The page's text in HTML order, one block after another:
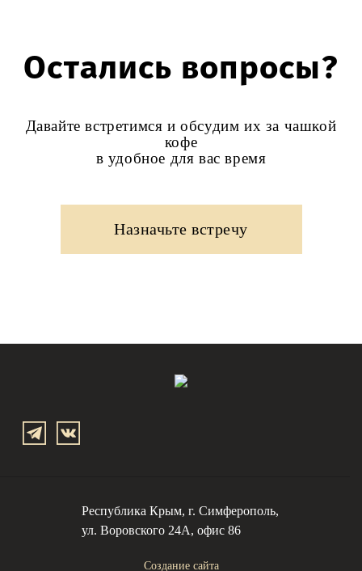
Остались вопросы?
Давайте встретимся и обсудим их за чашкой
кофе
в удобное для вас время
Назначьте встречу
Республика Крым, г. Симферополь,
ул. Воровского 24А, офис 86
Создание сайта